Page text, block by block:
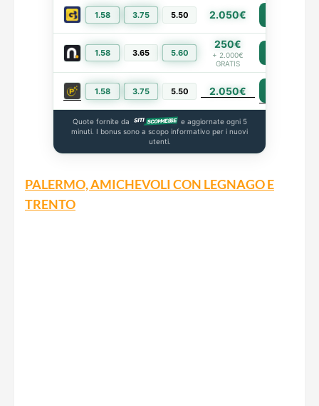
1.58 3.75 5.50 2.050€
1.58 3.65 5.60
250€
+ 2.000€
GRATIS
1.58 3.75 5.50 2.050€
Quote fornite da
e aggiornate ogni 5
minuti. I bonus sono a scopo informativo per i nuovi
utenti.
PALERMO, AMICHEVOLI CON LEGNAGO E
TRENTO